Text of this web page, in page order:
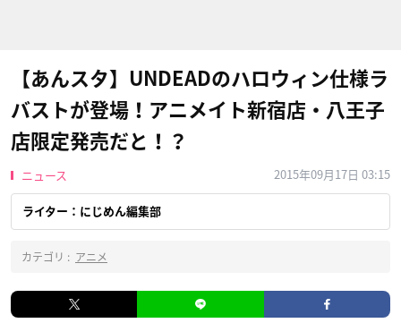
【あんスタ】UNDEADのハロウィン仕様ラ
バストが登場！アニメイト新宿店・八王子
店限定発売だと！？
ニュース 2015年09月17日 03:15
ライター：にじめん編集部
カテゴリ : アニメ